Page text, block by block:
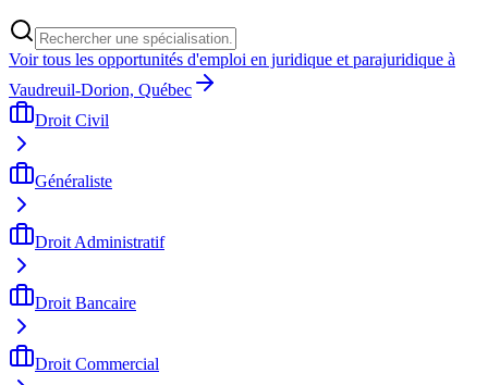
Voir tous les opportunités d'emploi en juridique et parajuridique à
Vaudreuil-Dorion, Québec
Droit Civil
Généraliste
Droit Administratif
Droit Bancaire
Droit Commercial